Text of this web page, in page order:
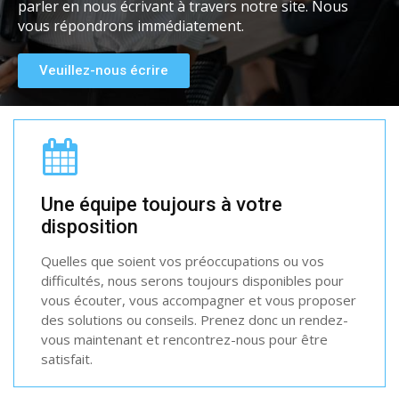
parler en nous écrivant à travers notre site. Nous
vous répondrons immédiatement.
Veuillez-nous écrire
Une équipe toujours à votre
disposition
Quelles que soient vos préoccupations ou vos
difficultés, nous serons toujours disponibles pour
vous écouter, vous accompagner et vous proposer
des solutions ou conseils. Prenez donc un rendez-
vous maintenant et rencontrez-nous pour être
satisfait.